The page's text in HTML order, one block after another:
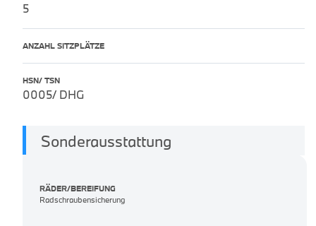
5
ANZAHL SITZPLÄTZE
HSN/ TSN
0005/ DHG
Sonderausstattung
RÄDER/BEREIFUNG
Radschraubensicherung